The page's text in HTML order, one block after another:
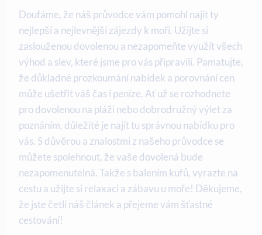
Doufáme, že náš ‌průvodce ⁤vám pomohl ⁢najít ty
nejlepší⁣ a nejlevnější zájezdy k moři. Užijte​ si
zaslouženou dovolenou a‌ nezapomeňte využít všech
výhod a slev, které​ jsme pro‍ vás připravili. Pamatujte,
že ⁢důkladné prozkoumání nabídek a‌ porovnání cen
může ušetřit​ váš čas i peníze. Ať už se rozhodnete
pro dovolenou na pláži nebo dobrodružný výlet ⁢za
poznáním, důležité je ‍najít tu správnou ⁣nabídku pro
vás. S ⁣důvěrou a⁢ znalostmi z našeho průvodce⁣ se
můžete‌ spolehnout, že vaše dovolená‍ bude
nezapomenutelná. Takže⁢ s ⁢balením kufů, ⁣vyrazte na
cestu a užijte ‌si relaxaci a zábavu u moře! Děkujeme,‌
že jste četli​ náš článek a přejeme vám šťastné
cestování!